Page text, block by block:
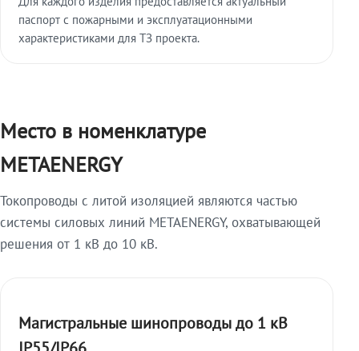
паспорт с пожарными и эксплуатационными
характеристиками для ТЗ проекта.
Место в номенклатуре
METAENERGY
Токопроводы с литой изоляцией являются частью
системы силовых линий METAENERGY, охватывающей
решения от 1 кВ до 10 кВ.
Магистральные шинопроводы до 1 кВ